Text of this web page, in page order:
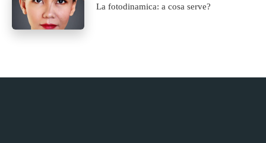
La fotodinamica: a cosa serve?